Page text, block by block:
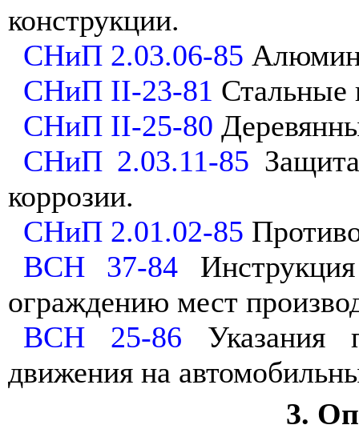
конструкции.
СНиП 2.03.06-85
СНиП II-23-81 Стальные
СНиП II-25-80
СНиП 2.03.11-85
коррозии.
СНиП 2.01.02-85
ВСН 37-84
ограждению мест
ВСН 25-86 Указания
движения на
3.